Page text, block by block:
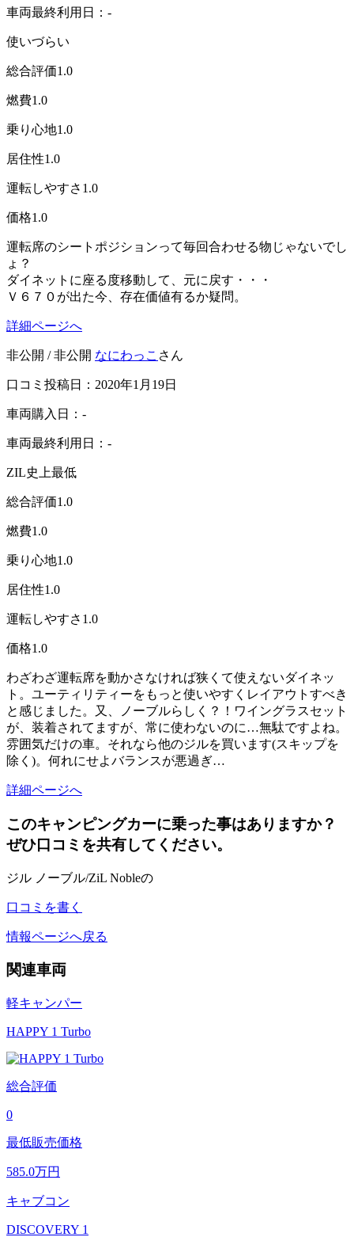
車両最終利用日：-
使いづらい
総合評価1.0
燃費1.0
乗り心地1.0
居住性1.0
運転しやすさ 1.0
価格1.0
運転席のシートポジションって毎回合わせる物じゃないでし
ょ？
ダイネットに座る度移動して、元に戻す・・・
Ｖ６７０が出た今、存在価値有るか疑問。
詳細ページへ
非公開 / 非公開 なにわっこ さん
口コミ投稿日：2020年1月19日
車両購入日：-
車両最終利用日：-
ZIL史上最低
総合評価1.0
燃費1.0
乗り心地1.0
居住性1.0
運転しやすさ 1.0
価格1.0
わざわざ運転席を動かさなければ狭くて使えないダイネッ
ト。ユーティリティーをもっと使いやすくレイアウトすべき
と感じました。又、ノーブルらしく？！ワイングラスセット
が、装着されてますが、常に使わないのに…無駄ですよね。
雰囲気だけの車。それなら他のジルを買います(スキップを
除く)。何れにせよバランスが悪過ぎ…
詳細ページへ
このキャンピングカーに乗った事はありますか？
ぜひ口コミを共有してください。
ジル ノーブル/ZiL Nobleの
口コミを書く
情報ページへ戻る
関連車両
軽キャンパー
HAPPY 1 Turbo
総合評価
0
最低販売価格
585.0万円
キャブコン
DISCOVERY 1